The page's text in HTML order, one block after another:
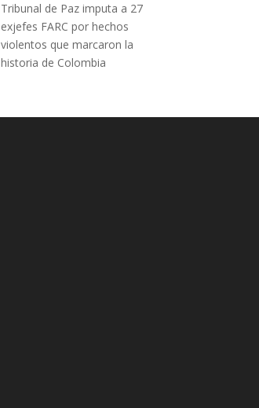
Tribunal de Paz imputa a 27
exjefes FARC por hechos
violentos que marcaron la
historia de Colombia